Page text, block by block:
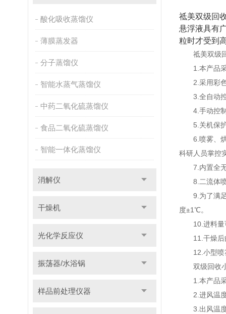
酸化吸收蒸馏仪
薄膜蒸发器
分子蒸馏仪
智能水蒸气蒸馏仪
中药二氧化硫蒸馏仪
食品二氧化硫蒸馏仪
智能一体化蒸馏仪
消解仪
干燥机
光化学反应仪
振荡器/水浴锅
样品前处理仪器
祗美双级回
悬浮液具有
粒时才受到
祗美双级回
1.本产品采
2.采用彩色
3.全自动控
4.手动控制
5.关机保护
6.喷雾、烘
科研人员掌控
7.内置全无
8.二流体喷
9.为了满足
度±1℃。
10.进料量可
11.干燥后的
12.小型喷雾
双级回收小
1.本产品采
2.进风温度
3.出风温度